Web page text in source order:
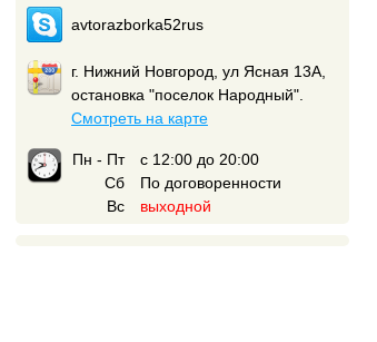
avtorazborka52rus
г. Нижний Новгород, ул Ясная 13А,
остановка "поселок Народный".
Смотреть на карте
Пн - Пт
с 12:00 до 20:00
Сб
По договоренности
Вс
выходной